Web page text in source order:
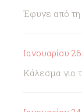
Έφυγε από
Ιανουαρίου
Κάλεσμα για